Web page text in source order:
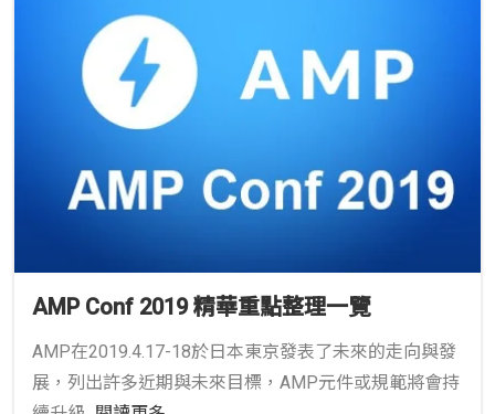
AMP Conf 2019 精華重點整理一覽
AMP在2019.4.17-18於日本東京發表了未來的走向與發
展，列出許多近期與未來目標，AMP元件或規範將會持